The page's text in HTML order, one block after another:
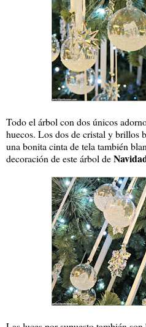
Todo el árbol con dos únicos
huecos. Los dos de cristal y brillos
una bonita cinta de tela también
decoración de este árbol de